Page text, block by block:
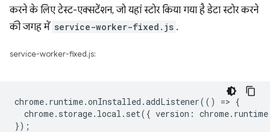
करने के लिए टेस्ट-एक्सटेंशन, जो यहां स्टोर किया गया है डेटा स्टोर करने
की जगह में service-worker-fixed.js .
service-worker-fixed.js:
chrome. runtime.onInstalled .addListener(() => {
chrome. storage. local . set({ version : chrome. runtime
});